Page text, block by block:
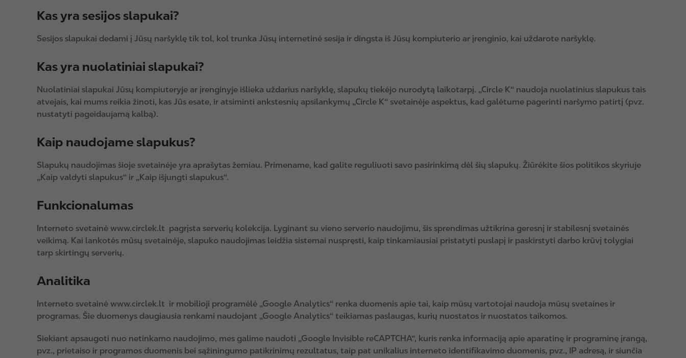
Kas yra sesijos slapukai?
Sesijos slapukai dedami į Jūsų naršyklę tik tol, kol trunka Jūsų internetinė sesija ir dingsta iš Jūsų kompiuterio ar įrenginio, kai uždarote naršyklę.
Kas yra nuolatiniai slapukai?
Nuolatiniai slapukai Jūsų kompiuteryje ar įrenginyje išlieka uždarius naršyklę, slapukų tiekėjo nurodytą laikotarpį. „Circle K“ naudoja nuolatinius slapukus tais
atvejais, kai mums reikia žinoti, kas Jūs esate, ir atsiminti ankstesnių apsilankymų „Circle K“ svetainėje aspektus, kad galėtume pagerinti naršymo patirtį (pvz.
nustatyti pageidaujamą kalbą).
Kaip naudojame slapukus?
Slapukų naudojimas šioje svetainėje yra aprašytas žemiau. Primename, kad galite reguliuoti savo pasirinkimą dėl šių slapukų. Žiūrėkite šios politikos skyriuje
„Kaip valdyti slapukus“ ir „Kaip išjungti slapukus“.
Funkcionalumas
Interneto svetainė www.circlek.lt pagrįsta serverių kolekcija. Lyginant su vieno serverio naudojimu, šis sprendimas užtikrina geresnį ir stabilesnį svetainės
veikimą. Kai lankotės mūsų svetainėje, slapuko naudojimas leidžia sistemai nuspręsti, kaip tinkamiausiai pristatyti puslapį ir paskirstyti darbo krūvį tolygiai
tarp skirtingų serverių.
Analitika
Interneto svetainė www.circlek.lt ir mobilioji programėlė „Google Analytics“ renka duomenis apie tai, kaip mūsų vartotojai naudoja mūsų svetaines ir
programas. Šie duomenys daugiausia renkami naudojant „Google Analytics“ teikiamas paslaugas, kurių nuostatos ir nuostatos taikomos.
Siekiant apsaugoti nuo netinkamo naudojimo, mes galime naudoti „Google Invisible reCAPTCHA“, kuris renka informaciją apie aparatinę ir programinę įrangą,
pvz., prietaiso ir programos duomenis bei sąžiningumo patikrinimų rezultatus, taip pat unikalius interneto identifikavimo duomenis, pvz., IP adresą, ir siunčia